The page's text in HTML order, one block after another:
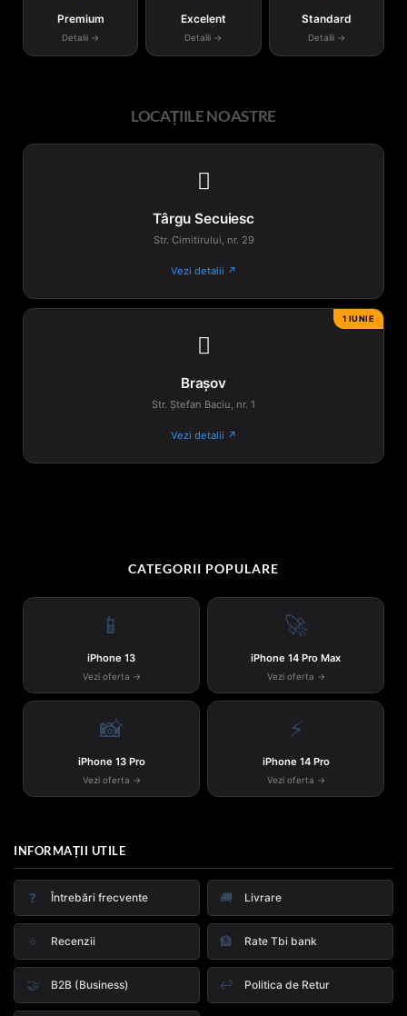
Premium
Detalii →
Excelent
Detalii →
Standard
Detalii →
LOCAȚIILE NOASTRE

Târgu Secuiesc
Str. Cimitirului, nr. 29
Vezi detalii ↗
1 IUNIE

Brașov
Str. Ștefan Baciu, nr. 1
Vezi detalii ↗
CATEGORII POPULARE
📱
iPhone 13
Vezi oferta →
🚀
iPhone 14 Pro Max
Vezi oferta →
📸
iPhone 13 Pro
Vezi oferta →
⚡
iPhone 14 Pro
Vezi oferta →
INFORMAȚII UTILE
❓ Întrebări frecvente 🚚 Livrare
⭐ Recenzii 🏦 Rate Tbi bank
🤝 B2B (Business) ↩️ Politica de Retur